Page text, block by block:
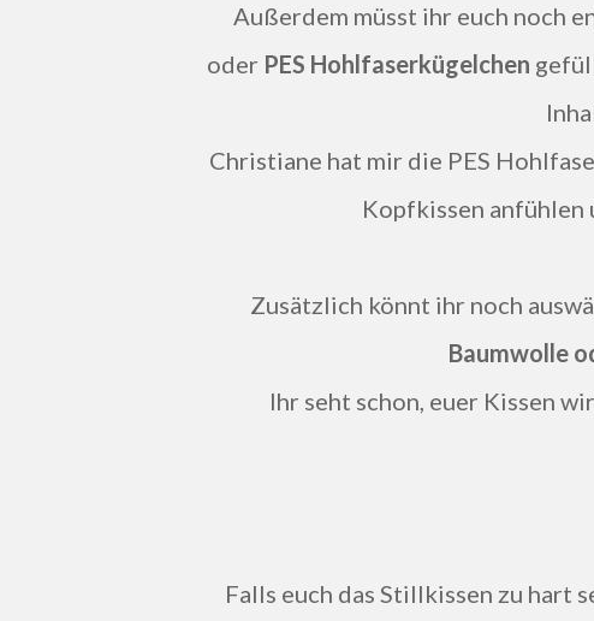
Außerdem müsst ihr euch noch
oder PES Hohlfaserkügelchen
Christiane hat mir die PES
Kopfkissen anfühlen
Zusätzlich könnt ihr noch
Baumwolle
Ihr seht schon, euer Kissen
Falls euch das Stillkissen zu hart